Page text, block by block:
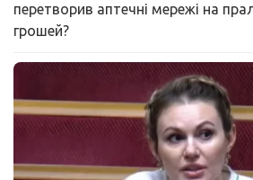
перетворив аптечні мережі на
грошей?